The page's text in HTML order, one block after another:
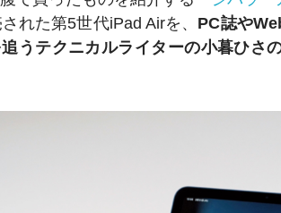
れた第5世代iPad Airを、 PC誌や
追うテクニカルライターの小暮ひさ